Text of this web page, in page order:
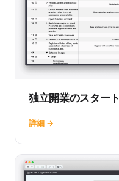
独立開業のスタート
詳細 →